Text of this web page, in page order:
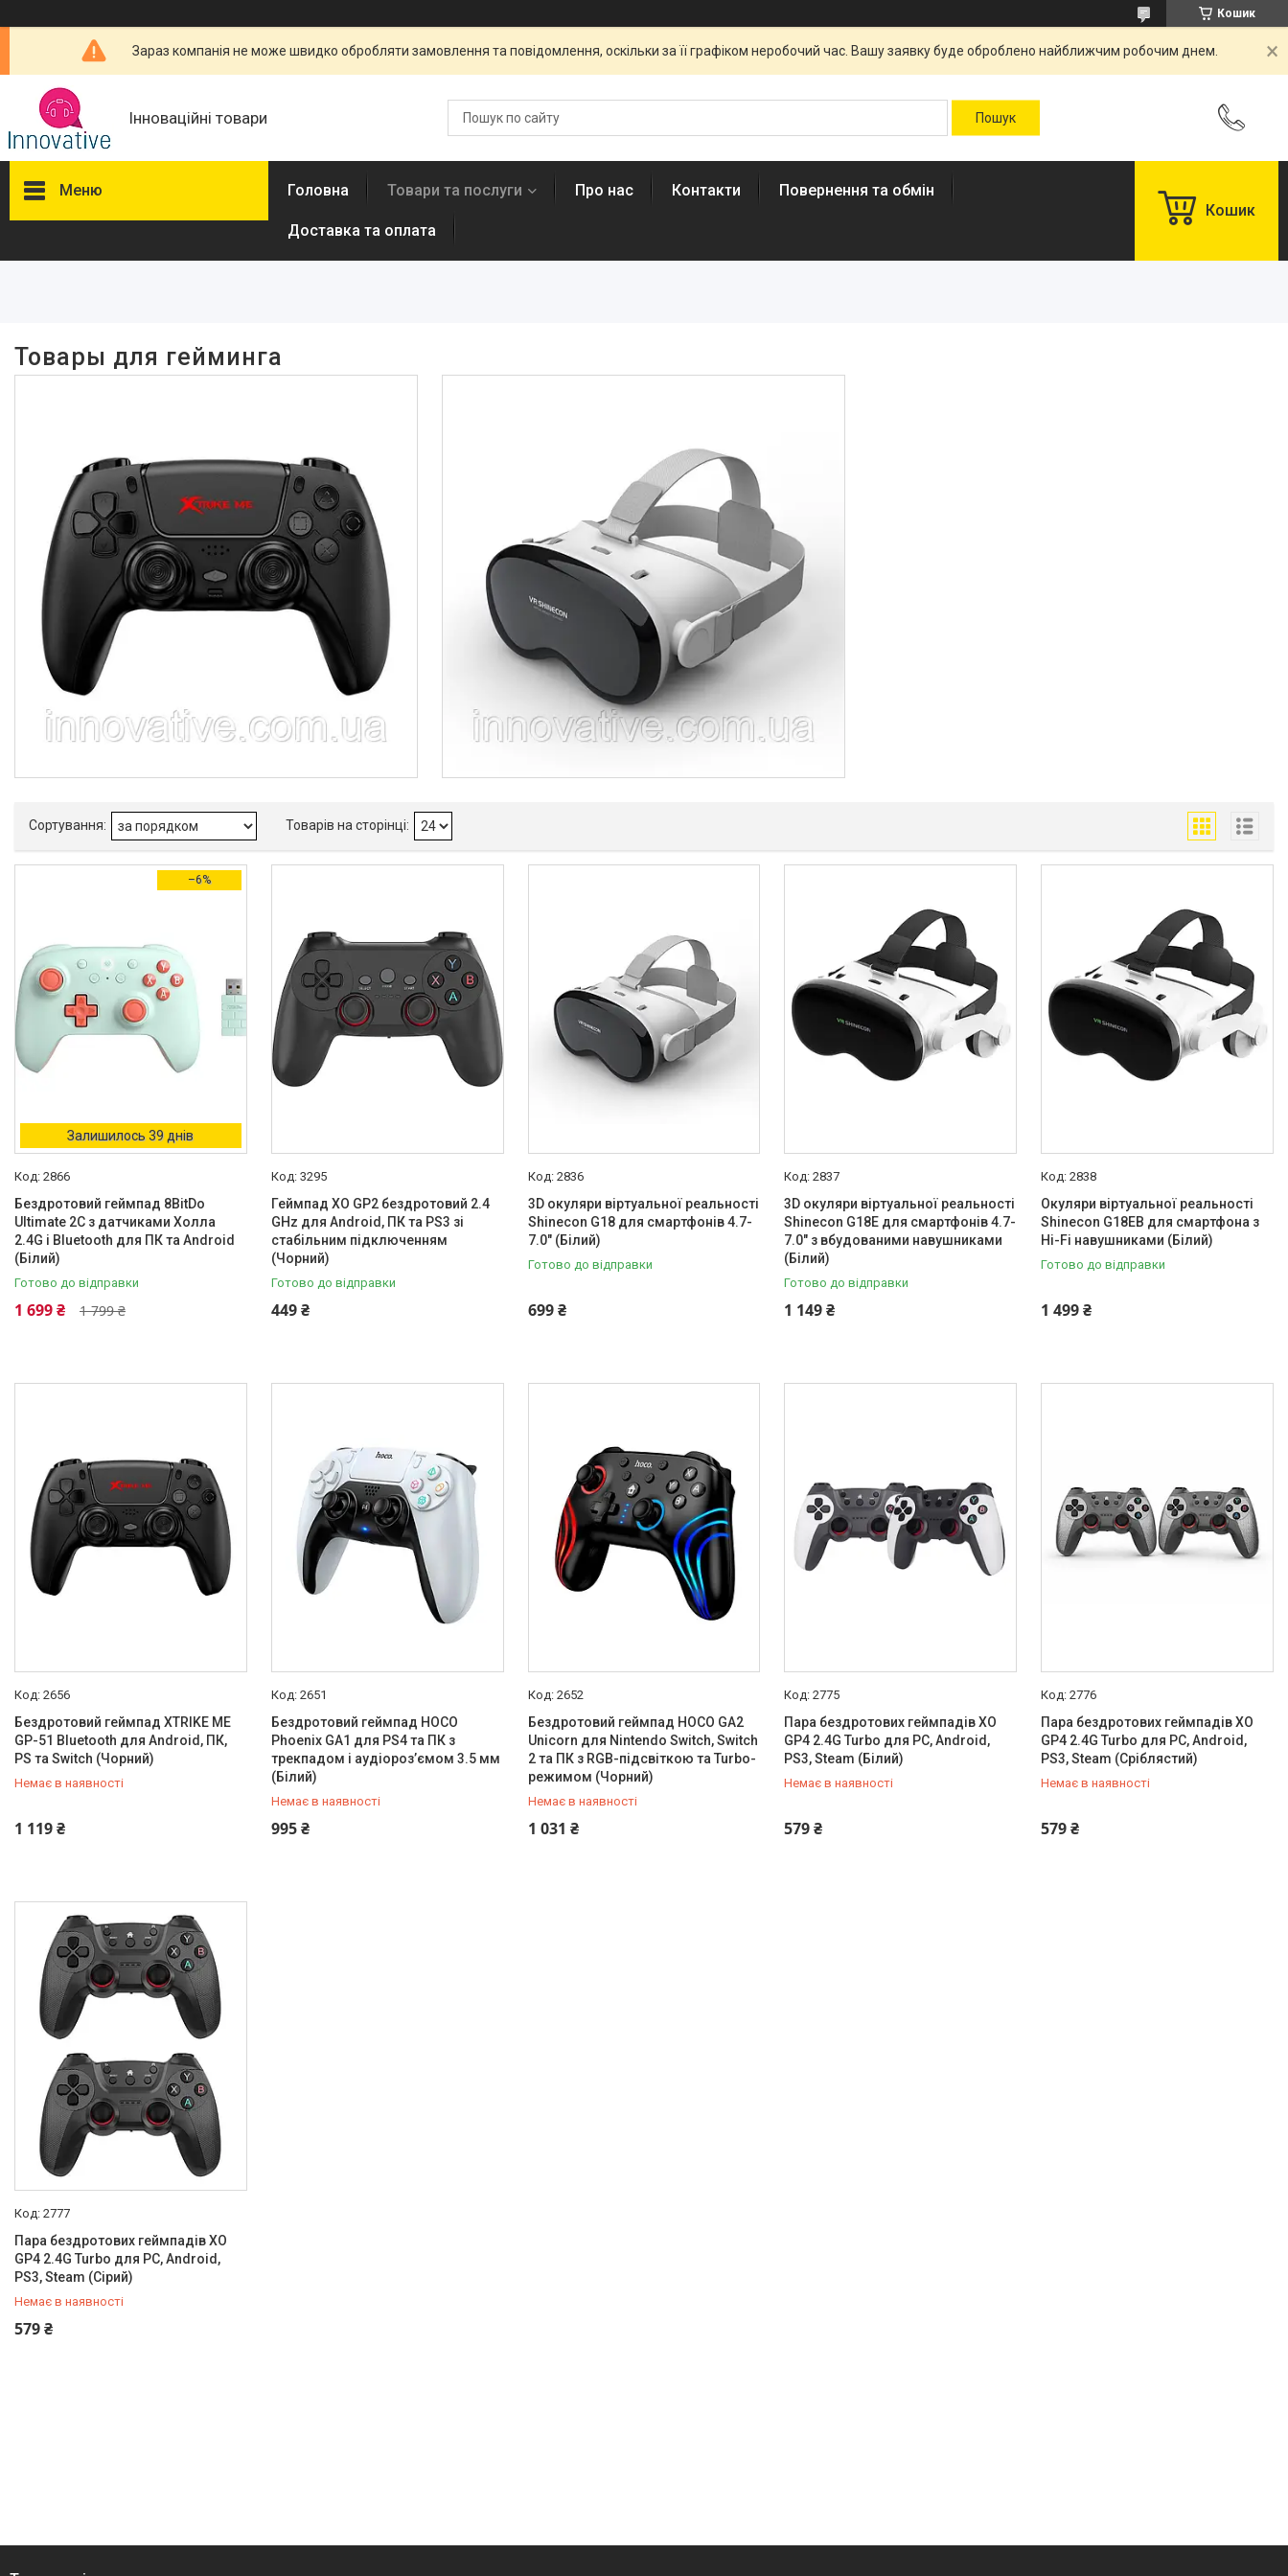
Кошик
Зараз компанія не може швидко обробляти замовлення та повідомлення, оскільки за її графіком неробочий час. Вашу заявку буде оброблено найближчим робочим днем.
Інноваційні товари
Меню
Так 5
2
Shinecon 3
X'trike 1
Товари та послуги
Новини
Про нас
Повернення та обмін
Головна Товари та послуги Про нас Контакти Повернення та обмін
Доставка та оплата
Кошик
Товары для гейминга
–6%
Залишилось 39 днів
2866
Бездротовий геймпад 8BitDo
Ultimate 2C з датчиками Холла
2.4G і Bluetooth для ПК та Android
(Білий)
Готово до відправки
1 799 ₴
1 699 ₴
3295
Геймпад XO GP2 бездротовий 2.4
GHz для Android, ПК та PS3 зі
стабільним підключенням
(Чорний)
Готово до відправки
449 ₴
2836
3D окуляри віртуальної реальності
Shinecon G18 для смартфонів 4.7-
7.0" (Білий)
Готово до відправки
699 ₴
2837
3D окуляри віртуальної реальності
Shinecon G18E для смартфонів 4.7-
7.0" з вбудованими навушниками
(Білий)
Готово до відправки
1 149 ₴
2838
Окуляри віртуальної реальності
Shinecon G18EB для смартфона з
Hi-Fi навушниками (Білий)
Готово до відправки
1 499 ₴
2656
Бездротовий геймпад XTRIKE ME
GP-51 Bluetooth для Android, ПК,
PS та Switch (Чорний)
Немає в наявності
1 119 ₴
+380 (50) 432-84-83
2651
Бездротовий геймпад HOCO
Phoenix GA1 для PS4 та ПК з
трекпадом і аудіороз’ємом 3.5 мм
(Білий)
Немає в наявності
995 ₴
+380 (50) 432-84-83
2652
Бездротовий геймпад HOCO GA2
Unicorn для Nintendo Switch, Switch
2 та ПК з RGB-підсвіткою та Turbo-
режимом (Чорний)
Немає в наявності
1 031 ₴
+380 (50) 432-84-83
2775
Пара бездротових геймпадів XO
GP4 2.4G Turbo для PC, Android,
PS3, Steam (Білий)
Немає в наявності
579 ₴
+380 (50) 432-84-83
2776
Пара бездротових геймпадів XO
GP4 2.4G Turbo для PC, Android,
PS3, Steam (Сріблястий)
Немає в наявності
579 ₴
+380 (50) 432-84-83
2777
Пара бездротових геймпадів XO
GP4 2.4G Turbo для PC, Android,
PS3, Steam (Сірий)
Немає в наявності
579 ₴
+380 (50) 432-84-83